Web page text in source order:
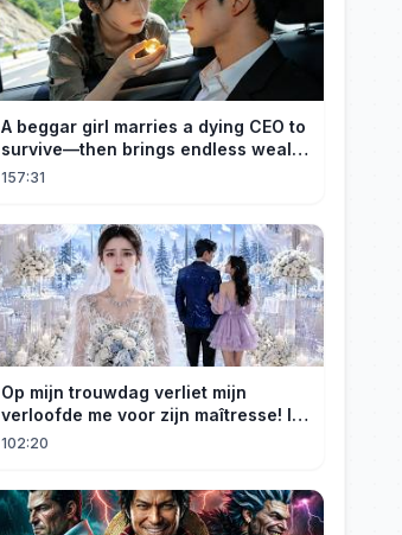
A beggar girl marries a dying CEO to
survive—then brings endless wealth
to his family.
157:31
Op mijn trouwdag verliet mijn
verloofde me voor zijn maîtresse! Ik
trouwde meteen met een miljardair!
102:20